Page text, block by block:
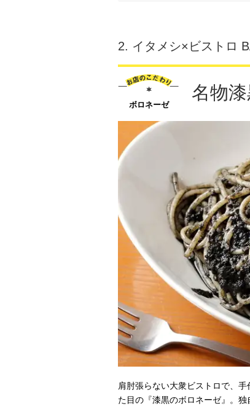
2. イタメシ×ビストロ
ボロネーゼ
名物
肩肘張らない大衆ビストロで、
た目の『漆黒のボロネーゼ』。